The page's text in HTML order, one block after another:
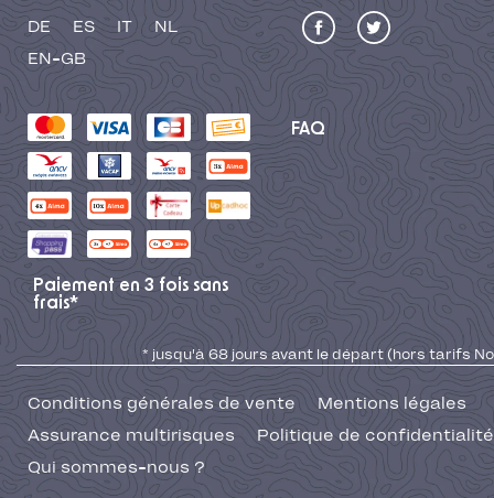
DE ES IT
NL
EN-GB
FAQ
Paiement en 3 fois sans
frais*
* jusqu'à 68 jours avant le départ (hors tarifs No
Conditions générales de vente
Mentions légales
Assurance multirisques
Politique de confidentialité
Qui sommes-nous ?